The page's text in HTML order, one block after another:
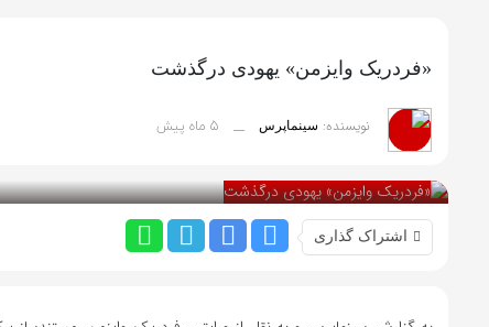
«فردریک وایزمن» یهودی درگذشت
نویسنده: سینماپرس __ 5 ماه پیش
اشتراک گذاری